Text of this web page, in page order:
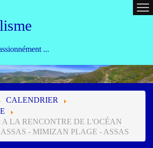
...
CALENDRIER
A LA RENCONTRE DE L'OCÉAN
- MIMIZAN PLAGE - ASSAS